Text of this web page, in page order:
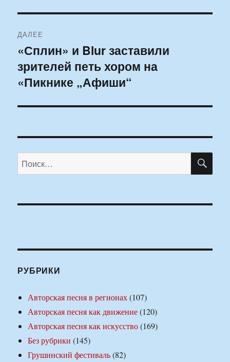
ДАЛЕЕ
Следующая
запись:
«Сплин» и Blur заставили
зрителей петь хором на
«Пикнике „Афиши“
Искать:
РУБРИКИ
Авторская песня в регионах(107)
Авторская песня как движение(120)
Авторская песня как искусство(169)
Без рубрики (145)
Грушинский фестиваль(82)